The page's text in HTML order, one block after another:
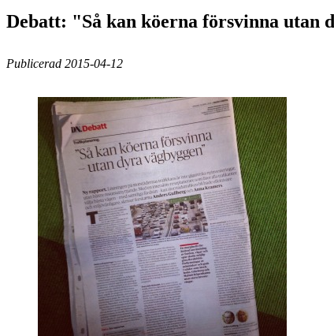
Debatt: "Så kan köerna försvinna utan
Publicerad 2015-04-12